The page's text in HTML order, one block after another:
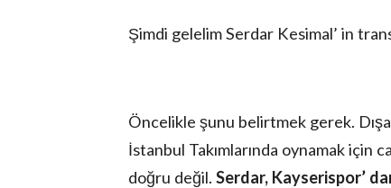
Şimdi gelelim Serdar Kesimal’ in
Öncelikle şunu belirtmek gerek.
İstanbul Takımlarında oynamak için
doğru değil. Serdar, Kayserispor’